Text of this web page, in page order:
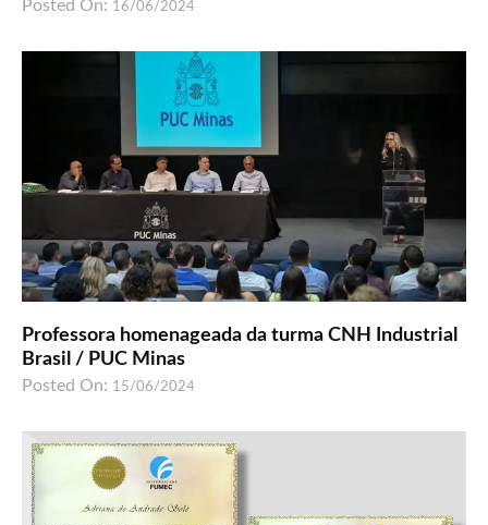
Posted On: 16/06/2024
Professora homenageada da turma CNH Industrial
Brasil / PUC Minas
Posted On: 15/06/2024